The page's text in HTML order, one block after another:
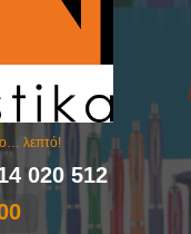
λεπτό!
020 512